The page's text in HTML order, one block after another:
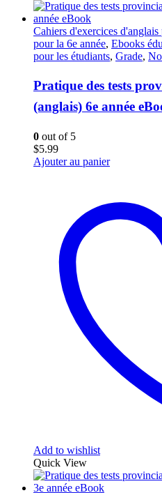
Cahiers d'exercices d'anglais
pour la 6e année, Ebooks
pour les étudiants, Grade,
Pratique des tests
(anglais) 6e année
0 out of 5
$5.99
Ajouter au panier
Add to wishlist
Quick View